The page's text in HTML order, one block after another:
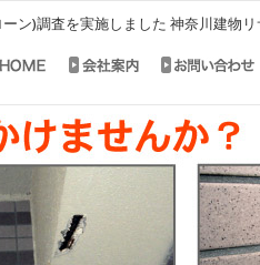
ン)調査を実施しました 神奈川建物